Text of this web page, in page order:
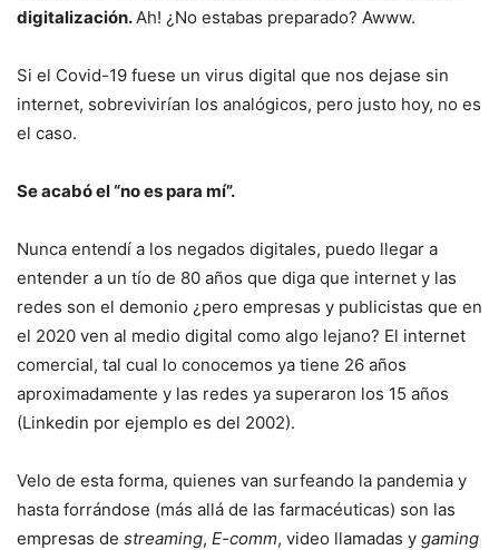
digitalización. Ah! ¿No estabas preparado? Awww.
Si el Covid-19 fuese un virus digital que nos dejase sin
internet, sobrevivirían los analógicos, pero justo hoy, no es
el caso.
Se acabó el “no es para mí”.
Nunca entendí a los negados digitales, puedo llegar a
entender a un tío de 80 años que diga que internet y las
redes son el demonio ¿pero empresas y publicistas que en
el 2020 ven al medio digital como algo lejano? El internet
comercial, tal cual lo conocemos ya tiene 26 años
aproximadamente y las redes ya superaron los 15 años
(Linkedin por ejemplo es del 2002).
Velo de esta forma, quienes van surfeando la pandemia y
hasta forrándose (más allá de las farmacéuticas) son las
empresas de streaming, E-comm, video llamadas y gaming